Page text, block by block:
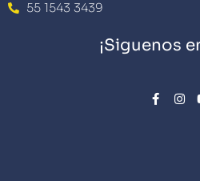
55 1543 3439
¡Siguenos
F
a
I
n